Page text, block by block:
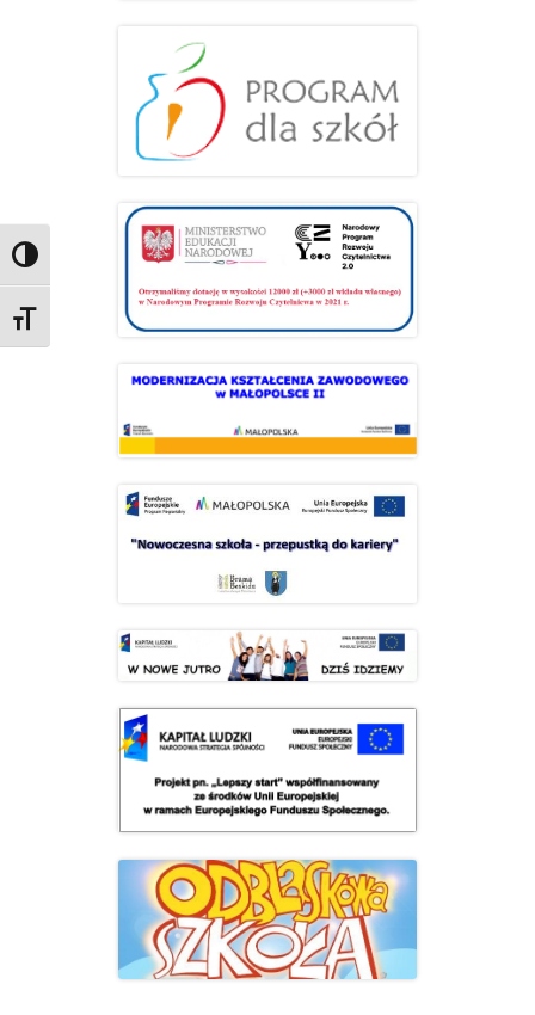
Przełącz wysoki kontrast
Zmień rozmiar czcionek